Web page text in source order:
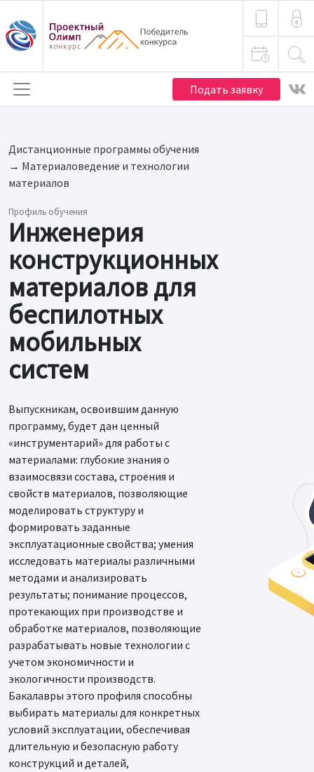
Подать заявку
Дистанционные программы обучения
→ Материаловедение и технологии
материалов
Профиль обучения
Инженерия
конструкционных
материалов для
беспилотных
мобильных
систем
Выпускникам, освоившим данную
программу, будет дан ценный
«инструментарий» для работы с
материалами: глубокие знания о
взаимосвязи состава, строения и
свойств материалов, позволяющие
моделировать структуру и
формировать заданные
эксплуатационные свойства; умения
исследовать материалы различными
методами и анализировать
результаты; понимание процессов,
протекающих при производстве и
обработке материалов, позволяющие
разрабатывать новые технологии с
учетом экономичности и
экологичности производств.
Бакалавры этого профиля способны
выбирать материалы для конкретных
условий эксплуатации, обеспечивая
длительную и безопасную работу
конструкций и деталей,